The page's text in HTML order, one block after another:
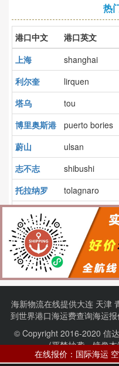
热
港口中文 港口英文
上海
shanghai
利尔奎
lirquen
塔乌
tou
博里奥斯港
puerto bories
蔚山
ulsan
志不志
shibushi
托拉纳罗
tolagnaro
撒马尔罕
samarcant
丽水
梅诺卡
menorca
海新物流在线提供大连 天津
到世界港口海运费查询海运报
© Copyright 2016-2020 信
(严禁抄袭、镜像
项目合作：【QQ】
在线报价：国际海运